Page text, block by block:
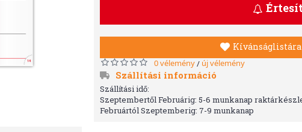
Kívánságlistára
0 vélemény/ új vélemény
Szállítási információ
Szállítási idő:
Szeptembertől Februárig: 5-6 munkanap
Februártól Szeptemberig: 7-9 munkanap